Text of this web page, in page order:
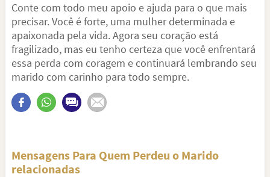
Conte com todo meu apoio e ajuda para o que mais
precisar. Você é forte, uma mulher determinada e
apaixonada pela vida. Agora seu coração está
fragilizado, mas eu tenho certeza que você enfrentará
essa perda com coragem e continuará lembrando seu
marido com carinho para todo sempre.
Mensagens Para Quem Perdeu o Marido
relacionadas